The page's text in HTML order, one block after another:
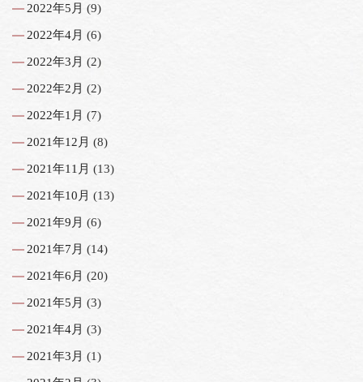
2022年5月 (9)
2022年4月 (6)
2022年3月 (2)
2022年2月 (2)
2022年1月 (7)
2021年12月 (8)
2021年11月 (13)
2021年10月 (13)
2021年9月 (6)
2021年7月 (14)
2021年6月 (20)
2021年5月 (3)
2021年4月 (3)
2021年3月 (1)